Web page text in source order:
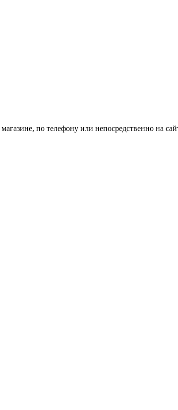
магазине, по телефону или непосредственно на